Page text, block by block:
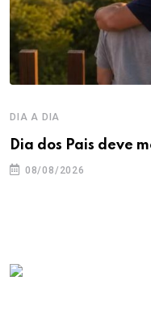
DIA A DIA
Dia dos Pais deve
08/08/2026